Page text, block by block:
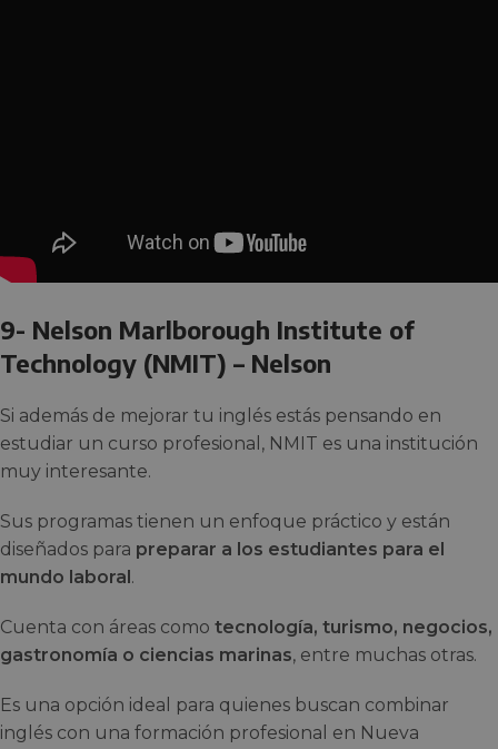
9- Nelson Marlborough Institute of
Technology (NMIT) – Nelson
Si además de mejorar tu inglés estás pensando en
estudiar un curso profesional, NMIT es una institución
muy interesante.
Sus programas tienen un enfoque práctico y están
diseñados para preparar a los estudiantes para el
mundo laboral.
Cuenta con áreas como tecnología, turismo, negocios,
gastronomía o ciencias marinas, entre muchas otras.
Es una opción ideal para quienes buscan combinar
inglés con una formación profesional en Nueva